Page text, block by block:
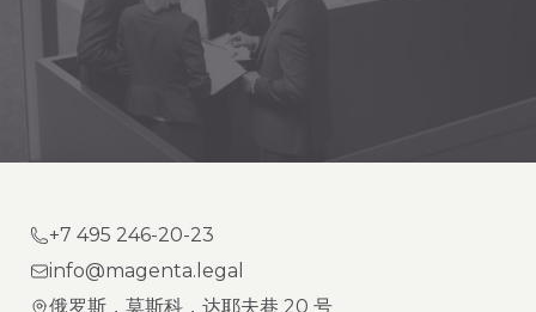
+7 495 246-20-23
info@magenta.legal
俄罗斯，莫斯科，达耶夫巷 20 号